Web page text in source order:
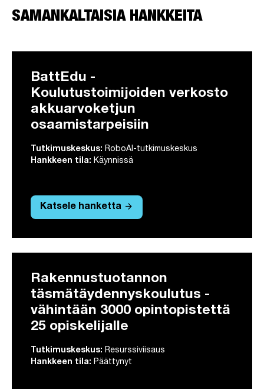
SAMANKALTAISIA HANKKEITA
BattEdu -
Koulutustoimijoiden verkosto
akkuarvoketjun
osaamistarpeisiin
Tutkimuskeskus: RoboAI-tutkimuskeskus
Hankkeen tila: Käynnissä
Katsele hanketta arrow_forward
Rakennustuotannon
täsmätäydennyskoulutus -
vähintään 3000 opintopistettä
25 opiskelijalle
Tutkimuskeskus: Resurssiviisaus
Hankkeen tila: Päättynyt